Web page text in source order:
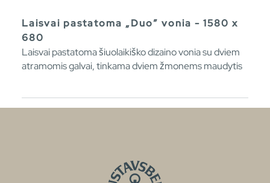
Laisvai pastatoma „Duo” vonia - 1580 x
680
Laisvai pastatoma šiuolaikiško dizaino vonia su dviem
atramomis galvai, tinkama dviem žmonems maudytis